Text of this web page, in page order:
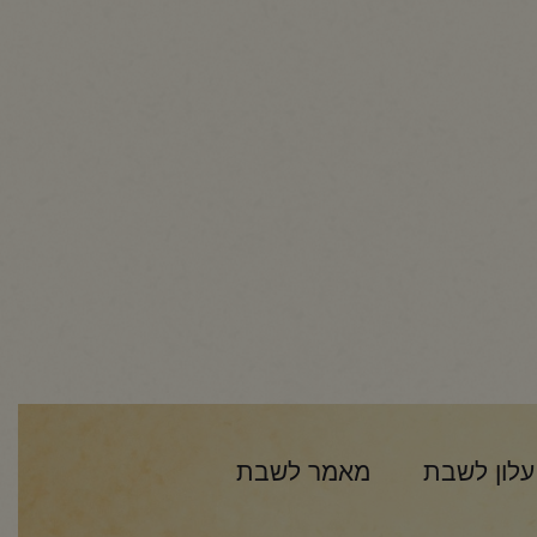
עלון לשבת מאמר לשבת